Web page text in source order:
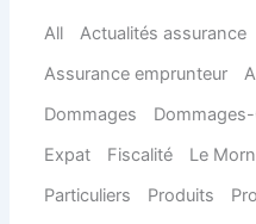
All Actualités assurance
Assurance emprunteur
Dommages
Expat
Fiscalité Le
Particuliers
Produits